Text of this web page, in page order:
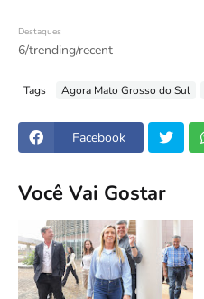
Destaques
6/trending/recent
Tags Agora Mato Grosso do Sul
Facebook
Você Vai Gostar